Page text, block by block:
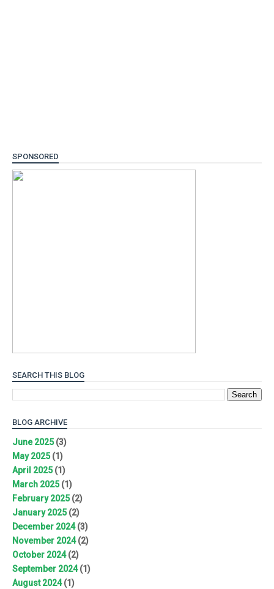
SPONSORED
SEARCH THIS BLOG
BLOG ARCHIVE
June 2025(3)
May 2025(1)
April 2025(1)
March 2025(1)
February 2025(2)
January 2025(2)
December 2024(3)
November 2024(2)
October 2024(2)
September 2024(1)
August 2024(1)